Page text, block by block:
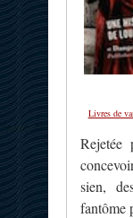
Livres de
sien,
fantôme